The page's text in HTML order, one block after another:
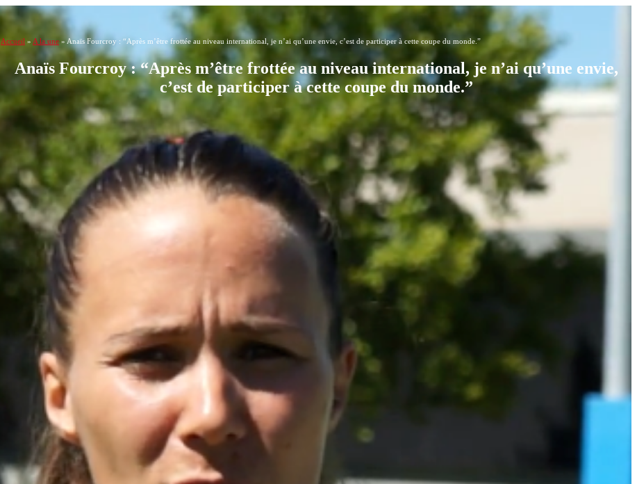
Accueil » A la une » Anaïs Fourcroy : “Après m’être frottée au niveau international, je n’ai qu’une envie, c’est de participer à cette coupe du monde.”
Anaïs Fourcroy : “Après m’être frottée au niveau international, je n’ai qu’une envie,
c’est de participer à cette coupe du monde.”